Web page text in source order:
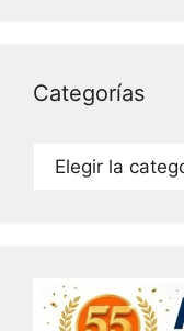
Categorías
Categorías